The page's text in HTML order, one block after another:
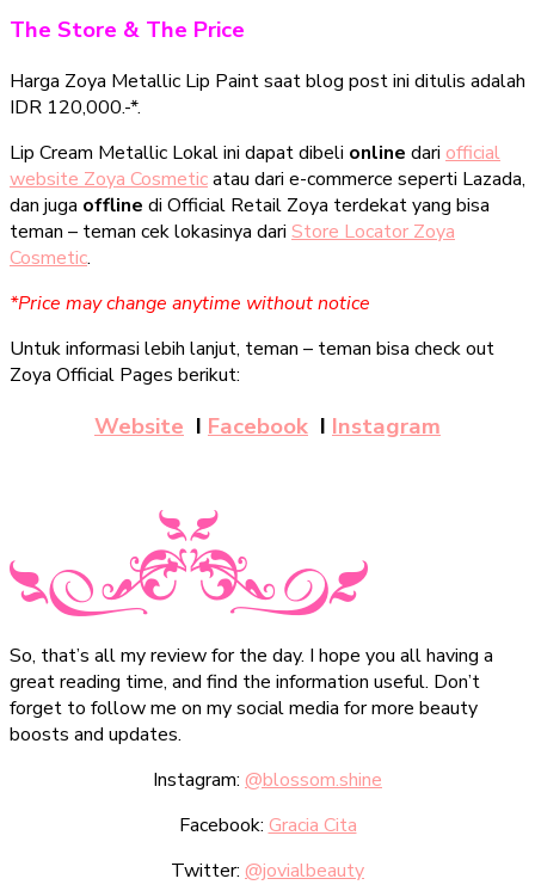
The Store & The Price
Harga Zoya Metallic Lip Paint saat blog post ini ditulis adalah
IDR 120,000.-*.
Lip Cream Metallic Lokal ini dapat dibeli online dari official
website Zoya Cosmeticatau dari e-commerce seperti Lazada,
dan juga offline di Official Retail Zoya terdekat yang bisa
teman – teman cek lokasinya dari Store Locator Zoya
Cosmetic.
*Price may change anytime without notice
Untuk informasi lebih lanjut, teman – teman bisa check out
Zoya Official Pages berikut:
Website I Facebook I Instagram
So, that’s all my review for the day. I hope you all having a
great reading time, and find the information useful. Don’t
forget to follow me on my social media for more beauty
boosts and updates.
Instagram: @blossom.shine
Facebook: Gracia Cita
Twitter: @jovialbeauty